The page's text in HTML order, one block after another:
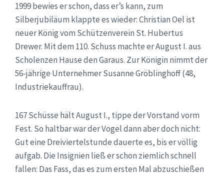
1999 bewies er schon, dass er’s kann, zum
Silberjubiläum klappte es wieder: Christian Oel ist
neuer König vom Schützenverein St. Hubertus
Drewer. Mit dem 110. Schuss machte er August I. aus
Scholenzen Hause den Garaus. Zur Königin nimmt der
56-jährige Unternehmer Susanne Gröblinghoff (48,
Industriekauffrau).
167 Schüsse hält August I., tippe der Vorstand vorm
Fest. So haltbar war der Vogel dann aber doch nicht:
Gut eine Dreiviertelstunde dauerte es, bis er völlig
aufgab. Die Insignien ließ er schon ziemlich schnell
fallen: Das Fass, das es zum ersten Mal abzuschießen